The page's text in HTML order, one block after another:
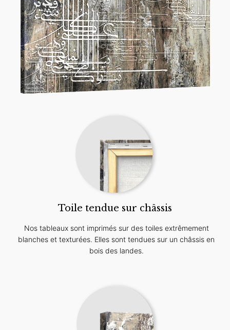
Toile tendue sur châssis
Nos tableaux sont imprimés sur des toiles extrêmement
blanches et texturées. Elles sont tendues sur un châssis en
bois des landes.